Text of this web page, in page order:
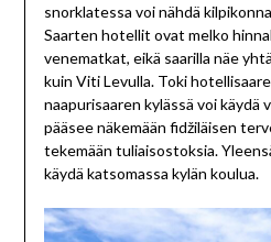
snorklatessa voi nähdä
Saarten hotellit ovat melko
venematkat, eikä saarilla näe
kuin Viti Levulla. Toki
naapurisaaren kylässä voi käydä
pääsee näkemään fidžiläisen
tekemään tuliaisostoksia.
käydä katsomassa kylän koulua.